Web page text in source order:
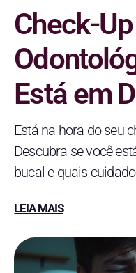
Check-Up
Está em
Está na hora do seu
Descubra se você
bucal e quais
LEIA MAIS